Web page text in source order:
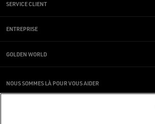
SERVICE CLIENT
ENTREPRISE
GOLDEN WORLD
NOUS SOMMES LÀ POUR VOUS AIDER
Vous utilisez un lecteur d’écran et vous rencontrez